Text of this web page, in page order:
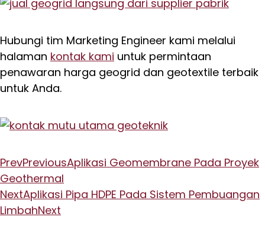
Hubungi tim Marketing Engineer kami melalui
halaman kontak kami untuk permintaan
penawaran harga geogrid dan geotextile terbaik
untuk Anda.
PrevPreviousAplikasi Geomembrane Pada Proyek
Geothermal
NextAplikasi Pipa HDPE Pada Sistem Pembuangan
LimbahNext